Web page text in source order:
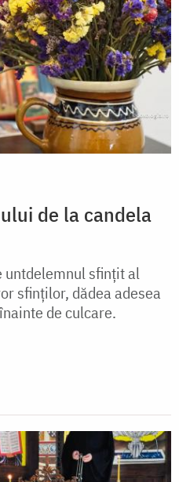
de la candela
untdelemnul sfințit al
sfinților, dădea adesea
de culcare.